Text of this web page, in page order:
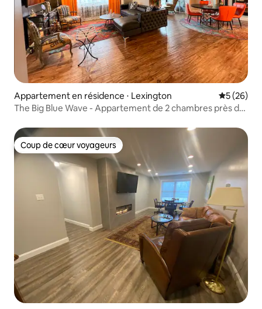
Appartement en résidence ⋅ Lexington
5 (26)
The Big Blue Wave - Appartement de 2 chambres près de
Coup de cœur voyageurs
Coup de cœur voyageurs